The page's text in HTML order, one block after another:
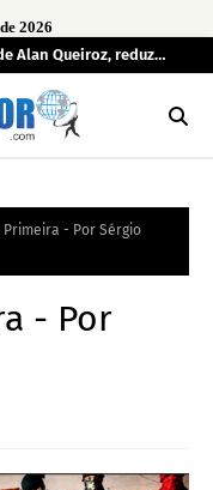
2026
Alan Queiroz, reduz
Primeira - Por Sérgio
- Por